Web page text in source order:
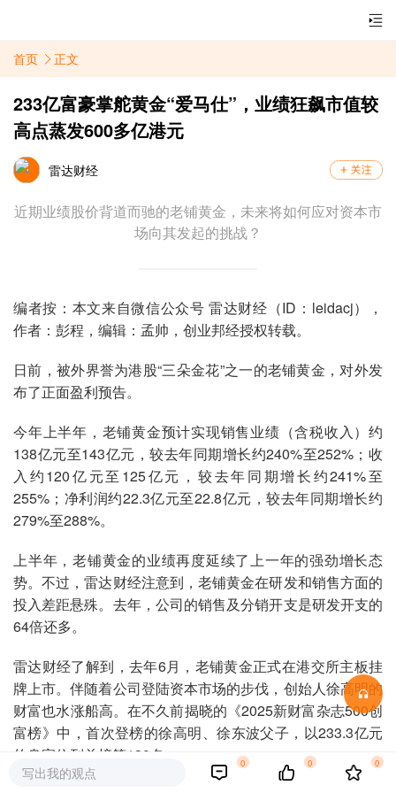
首页 正文
233亿富豪掌舵黄金“爱马仕”，业绩狂飙市值较
高点蒸发600多亿港元
雷达财经
近期业绩股价背道而驰的老铺黄金，未来将如何应对资本市
场向其发起的挑战？
编者按：本文来自微信公众号 雷达财经（ID：leidacj），
作者：彭程，编辑：孟帅，创业邦经授权转载。
日前，被外界誉为港股“三朵金花”之一的老铺黄金，对外发
布了正面盈利预告。
今年上半年，老铺黄金预计实现销售业绩（含税收入）约
138亿元至143亿元，较去年同期增长约240%至252%；收
入约120亿元至125亿元，较去年同期增长约241%至
255%；净利润约22.3亿元至22.8亿元，较去年同期增长约
279%至288%。
上半年，老铺黄金的业绩再度延续了上一年的强劲增长态
势。不过，雷达财经注意到，老铺黄金在研发和销售方面的
投入差距悬殊。去年，公司的销售及分销开支是研发开支的
64倍还多。
雷达财经了解到，去年6月，老铺黄金正式在港交所主板挂
牌上市。伴随着公司登陆资本市场的步伐，创始人徐高明的
财富也水涨船高。在不久前揭晓的《2025新财富杂志500创
富榜》中，首次登榜的徐高明、徐东波父子，以233.3亿元
的身家位列总榜第130名。
写出我的观点
0 0 0